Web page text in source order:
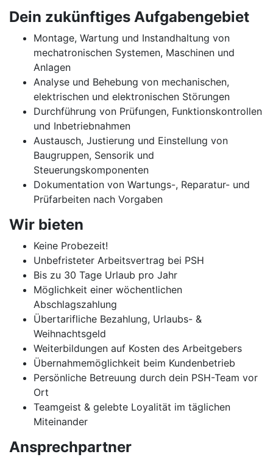
Dein zukünftiges Aufgabengebiet
Montage, Wartung und Instandhaltung von
mechatronischen Systemen, Maschinen und
Anlagen
Analyse und Behebung von mechanischen,
elektrischen und elektronischen Störungen
Durchführung von Prüfungen, Funktionskontrollen
und Inbetriebnahmen
Austausch, Justierung und Einstellung von
Baugruppen, Sensorik und
Steuerungskomponenten
Dokumentation von Wartungs-, Reparatur- und
Prüfarbeiten nach Vorgaben
Wir bieten
Keine Probezeit!
Unbefristeter Arbeitsvertrag bei PSH
Bis zu 30 Tage Urlaub pro Jahr
Möglichkeit einer wöchentlichen
Abschlagszahlung
Übertarifliche Bezahlung, Urlaubs- &
Weihnachtsgeld
Weiterbildungen auf Kosten des Arbeitgebers
Übernahmemöglichkeit beim Kundenbetrieb
Persönliche Betreuung durch dein PSH-Team vor
Ort
Teamgeist & gelebte Loyalität im täglichen
Miteinander
Ansprechpartner